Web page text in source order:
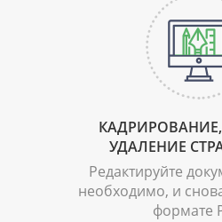
КАДРИРОВАНИЕ,
УДАЛЕНИЕ
Редактируйте
необходимо, и
формате